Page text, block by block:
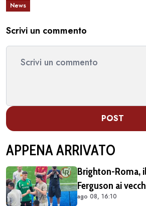
News
Scrivi un commento
POST
APPENA ARRIVATO
Brighton-Roma,
Ferguson ai
Gasperini (FOTO
ago 08, 16:10